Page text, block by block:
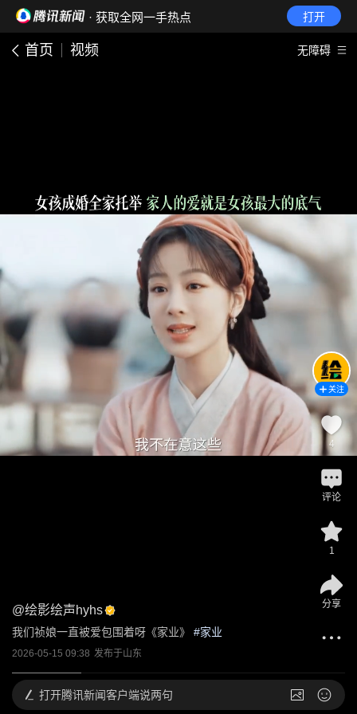
· 获取全网一手热点 打开
首页 视频 无障碍
@绘影绘声hyhs
我们祯娘一直被爱包围着呀《家业》 #家业
2026-05-15 09:38 发布于山东
关注
4
评论
1
分享
打开腾讯新闻客户端说两句